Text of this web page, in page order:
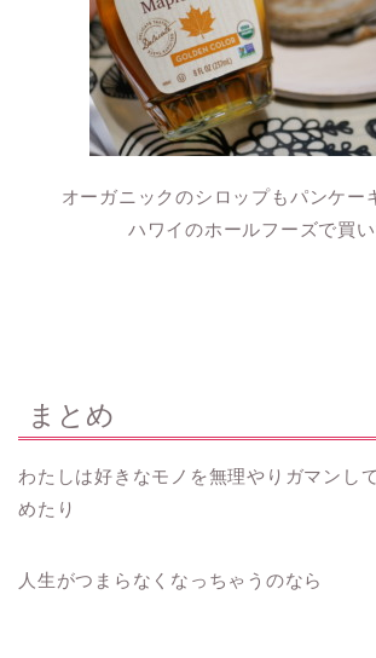
オーガニックのシロップもパンケー
ハワイのホールフーズで買
まとめ
わたしは好きなモノを無理やりガマンし
めたり
人生がつまらなくなっちゃうのなら